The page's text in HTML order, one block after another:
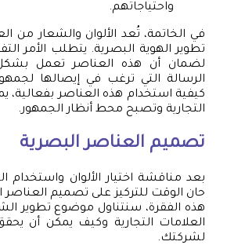
واحتياجاتهم.
في الخاتمة، تُعد الألوان والشعار من
تطوير الهوية البصرية. يتطلب الأمر
لضمان أن هذه العناصر تعمل
الرسالة التي ترغب في إيصالها
كيفية استخدام هذه العناصر بفعالية،
التجارية وتصبح محط أنظار الجمهور.
تصميم العناصر البصرية
بعد مناقشة اختيار الألوان
حان الوقت للتركيز على تصميم
هذه الفقرة، سنتناول موضوع تطوير
العلامات التجارية وكيف يمكن أن
لشركتك.